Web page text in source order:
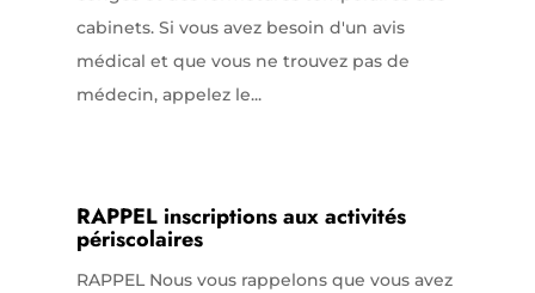
cabinets. Si vous avez besoin d'un avis
médical et que vous ne trouvez pas de
médecin, appelez le...
RAPPEL inscriptions aux activités
périscolaires
RAPPEL Nous vous rappelons que vous avez